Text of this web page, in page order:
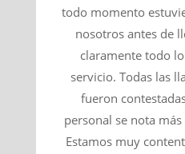
todo momento
nosotros antes de
claramente todo
servicio. Todas las
fueron
personal se nota
Estamos muy